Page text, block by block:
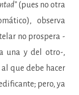
(pues no otra
observa
no prospera -
una y del otro-,
que debe hacer
pero, ya